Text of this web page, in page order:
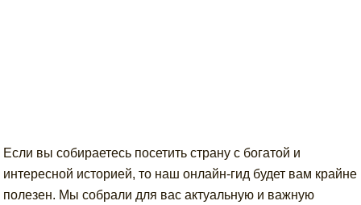
Если вы собираетесь посетить страну с богатой и
интересной историей, то наш онлайн-гид будет вам крайне
полезен. Мы собрали для вас актуальную и важную